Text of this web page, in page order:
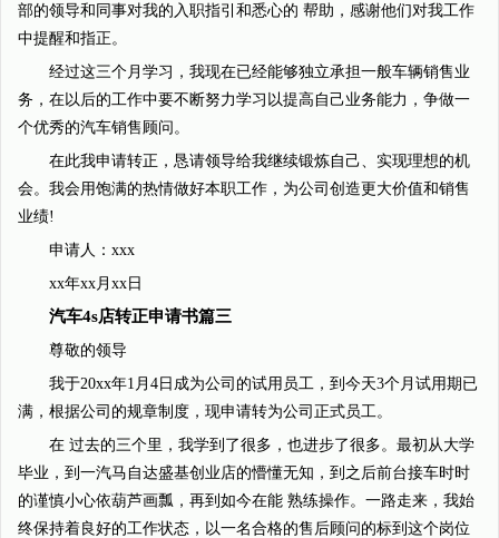
部的领导和同事对我的入职指引和悉心的 帮助，感谢他们对我工作
中提醒和指正。
经过这三个月学习，我现在已经能够独立承担一般车辆销售业
务，在以后的工作中要不断努力学习以提高自己业务能力，争做一
个优秀的汽车销售顾问。
在此我申请转正，恳请领导给我继续锻炼自己、实现理想的机
会。我会用饱满的热情做好本职工作，为公司创造更大价值和销售
业绩!
申请人：xxx
xx年xx月xx日
汽车4s店转正申请书篇三
尊敬的领导
我于20xx年1月4日成为公司的试用员工，到今天3个月试用期已
满，根据公司的规章制度，现申请转为公司正式员工。
在 过去的三个里，我学到了很多，也进步了很多。最初从大学
毕业，到一汽马自达盛基创业店的懵懂无知，到之后前台接车时时
的谨慎小心依葫芦画瓢，再到如今在能 熟练操作。一路走来，我始
终保持着良好的工作状态，以一名合格的售后顾问的标到这个岗位